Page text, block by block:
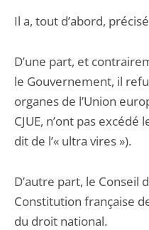
Il a, tout d’abord,
D’une part, et
le Gouvernement, il
organes de l’Union
CJUE, n’ont pas
dit de l’« ultra vires »).
D’autre part, le Conseil
Constitution française
du droit national.